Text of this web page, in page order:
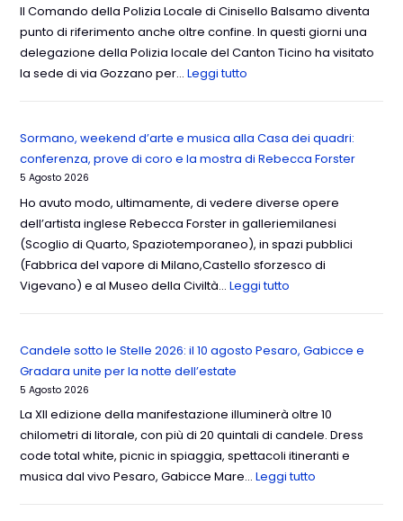
Il Comando della Polizia Locale di Cinisello Balsamo diventa
punto di riferimento anche oltre confine. In questi giorni una
delegazione della Polizia locale del Canton Ticino ha visitato
la sede di via Gozzano per…Leggi tutto
Sormano, weekend d’arte e musica alla Casa dei quadri:
conferenza, prove di coro e la mostra di Rebecca Forster
5 Agosto 2026
Ho avuto modo, ultimamente, di vedere diverse opere
dell’artista inglese Rebecca Forster in galleriemilanesi
(Scoglio di Quarto, Spaziotemporaneo), in spazi pubblici
(Fabbrica del vapore di Milano,Castello sforzesco di
Vigevano) e al Museo della Civiltà…Leggi tutto
Candele sotto le Stelle 2026: il 10 agosto Pesaro, Gabicce e
Gradara unite per la notte dell’estate
5 Agosto 2026
La XII edizione della manifestazione illuminerà oltre 10
chilometri di litorale, con più di 20 quintali di candele. Dress
code total white, picnic in spiaggia, spettacoli itineranti e
musica dal vivo Pesaro, Gabicce Mare…Leggi tutto